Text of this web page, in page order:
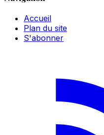
Accueil
Plan du site
S'abonner